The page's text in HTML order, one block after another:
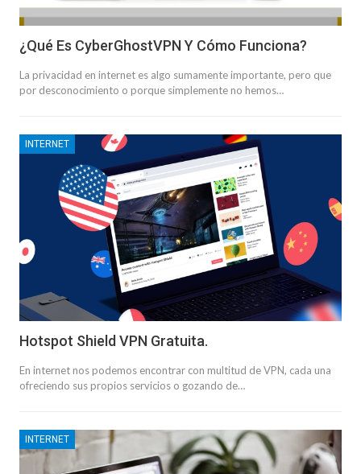
¿Qué Es CyberGhostVPN Y Cómo Funciona?
La privacidad en internet es algo sumamente importante, pero que
por desconocimiento o porque simplemente no hemos…
INTERNET
Hotspot Shield VPN Gratuita.
En internet nos podemos encontrar con multitud de VPN, cada una
ofreciendo sus propios servicios o gozando de…
INTERNET